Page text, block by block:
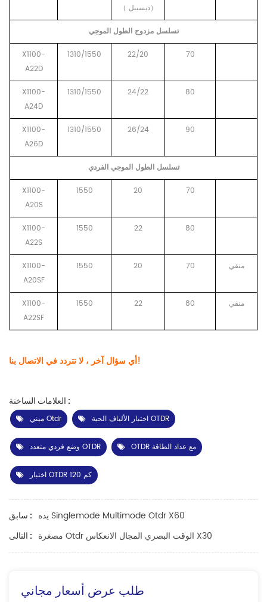
（ديسيبل ）
تسلسل مزدوج الطول الموجي
X1100-
A22D
1310/1550 22/20 70
X1100-
A24D
1310/1550 24/22 80
X1100-
A26D
1310/1550 26/24 90
تسلسل الطول الموجي الفردي
X1100-
A20S
1550 20 70
X1100-
A22S
1550 22 80
X1100-
A20SF
1550 20 70 منقي
X1100-
A22SF
1550 22 80 منقي
أي سؤال آخر ، لا تتردد في الاتصال بنا!
العلامات الساخنة :
ميني Otdr
اختبار الألياف الحية OTDR
وضع فردي متعدد OTDR OTDR مع عداد الطاقة
اختبار OTDR 120 كم
سابق : يده Singlemode Multimode Otdr X60
التالى : مصغرة Otdr الوقت البصري المجال الانعكاس X30
طلب عرض أسعار مجاني